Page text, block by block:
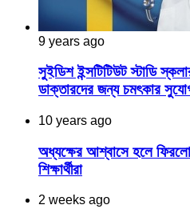
9 years ago
সুইডিশ ইন্সটিটিউট স্টাডি
ডাক্তারদের জন্য চমৎকার
10 years ago
অধ্যক্ষের আশ্বাসে হলে
শিক্ষার্থীরা
2 weeks ago